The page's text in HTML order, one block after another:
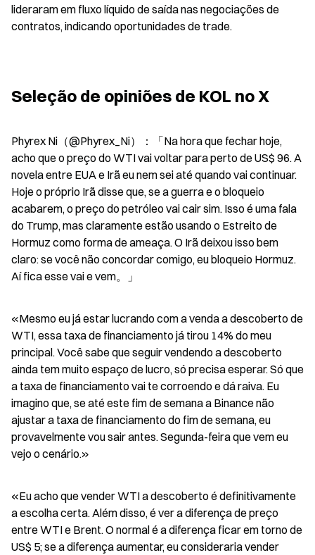
lideraram em fluxo líquido de saída nas negociações de
contratos, indicando oportunidades de trade.
Seleção de opiniões de KOL no X
Phyrex Ni（@Phyrex_Ni）：「Na hora que fechar hoje,
acho que o preço do WTI vai voltar para perto de US$ 96. A
novela entre EUA e Irã eu nem sei até quando vai continuar.
Hoje o próprio Irã disse que, se a guerra e o bloqueio
acabarem, o preço do petróleo vai cair sim. Isso é uma fala
do Trump, mas claramente estão usando o Estreito de
Hormuz como forma de ameaça. O Irã deixou isso bem
claro: se você não concordar comigo, eu bloqueio Hormuz.
Aí fica esse vai e vem。」
«Mesmo eu já estar lucrando com a venda a descoberto de
WTI, essa taxa de financiamento já tirou 14% do meu
principal. Você sabe que seguir vendendo a descoberto
ainda tem muito espaço de lucro, só precisa esperar. Só que
a taxa de financiamento vai te corroendo e dá raiva. Eu
imagino que, se até este fim de semana a Binance não
ajustar a taxa de financiamento do fim de semana, eu
provavelmente vou sair antes. Segunda-feira que vem eu
vejo o cenário.»
«Eu acho que vender WTI a descoberto é definitivamente
a escolha certa. Além disso, é ver a diferença de preço
entre WTI e Brent. O normal é a diferença ficar em torno de
US$ 5; se a diferença aumentar, eu consideraria vender